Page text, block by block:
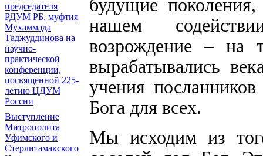
председателя
РДУМ РБ, муфтия
Мухаммада
Таджуддинова на
научно-
практической
конференции,
посвященной 225-
летию ЦДУМ
России
Выступление
Митрополита
Уфимского и
Стерлитамакского
будущие
нашем
возрождение – на
вырабатывались
учения
Бога для всех.
Мы исходим из